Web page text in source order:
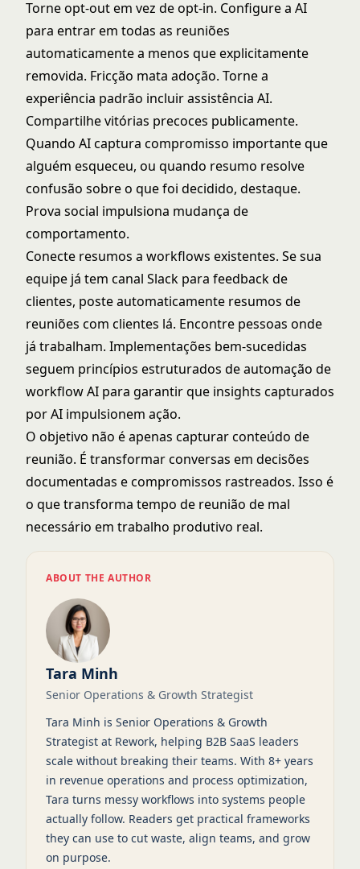
Torne opt-out em vez de opt-in. Configure a AI
para entrar em todas as reuniões
automaticamente a menos que explicitamente
removida. Fricção mata adoção. Torne a
experiência padrão incluir assistência AI.
Compartilhe vitórias precoces publicamente.
Quando AI captura compromisso importante que
alguém esqueceu, ou quando resumo resolve
confusão sobre o que foi decidido, destaque.
Prova social impulsiona mudança de
comportamento.
Conecte resumos a workflows existentes. Se sua
equipe já tem canal Slack para feedback de
clientes, poste automaticamente resumos de
reuniões com clientes lá. Encontre pessoas onde
já trabalham. Implementações bem-sucedidas
seguem princípios estruturados deautomação de
workflow AI para garantir que insights capturados
por AI impulsionem ação.
O objetivo não é apenas capturar conteúdo de
reunião. É transformar conversas em decisões
documentadas e compromissos rastreados. Isso é
o que transforma tempo de reunião de mal
necessário em trabalho produtivo real.
ABOUT THE AUTHOR
Tara Minh
Senior Operations & Growth Strategist
Tara Minh is Senior Operations & Growth
Strategist at Rework, helping B2B SaaS leaders
scale without breaking their teams. With 8+ years
in revenue operations and process optimization,
Tara turns messy workflows into systems people
actually follow. Readers get practical frameworks
they can use to cut waste, align teams, and grow
on purpose.